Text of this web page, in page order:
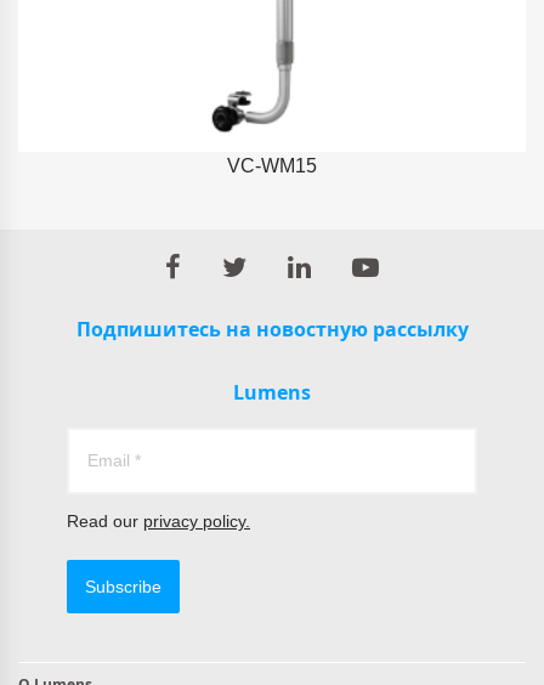
VC-WM15
Подпишитесь на новостную рассылку
Lumens
Read our privacy policy.
Subscribe